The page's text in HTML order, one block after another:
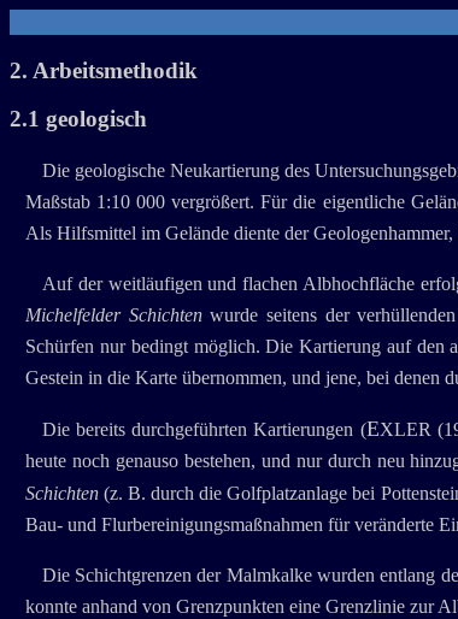
2. Arbeitsmethodik
2.1 geologisch
Die geologische Neukartierung des
Maßstab 1:10 000 vergrößert. Für die eigentliche
Als Hilfsmittel im Gelände diente der
Auf der weitläufigen und flachen Albhochfläche
Michelfelder Schichtenwurde seitens der
Schürfen nur bedingt möglich. Die Kartierung auf den
Gestein in die Karte übernommen, und jene, bei denen
Die bereits durchgeführten Kartierungen (EXLER
heute noch genauso bestehen, und nur durch neu
Schichten (z. B. durch die Golfplatzanlage bei
Bau- und Flurbereinigungsmaßnahmen für veränderte
Die Schichtgrenzen der Malmkalke wurden entlang
konnte anhand von Grenzpunkten eine Grenzlinie zur